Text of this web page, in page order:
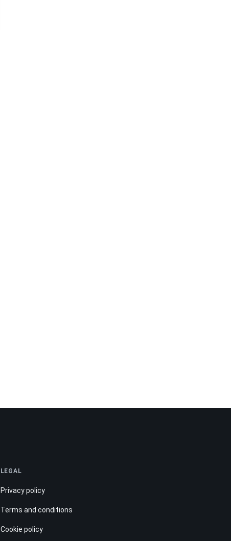
LEGAL
Privacy policy
Terms and conditions
Cookie policy